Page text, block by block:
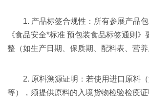
1. 产品标签合规性：所有参展产品
《食品安全*标准 预包装食品标签通则
整（如生产日期、保质期、配料表、营养
2. 原料溯源证明：若使用进口原料
等），须提供原料的入境货物检验检疫